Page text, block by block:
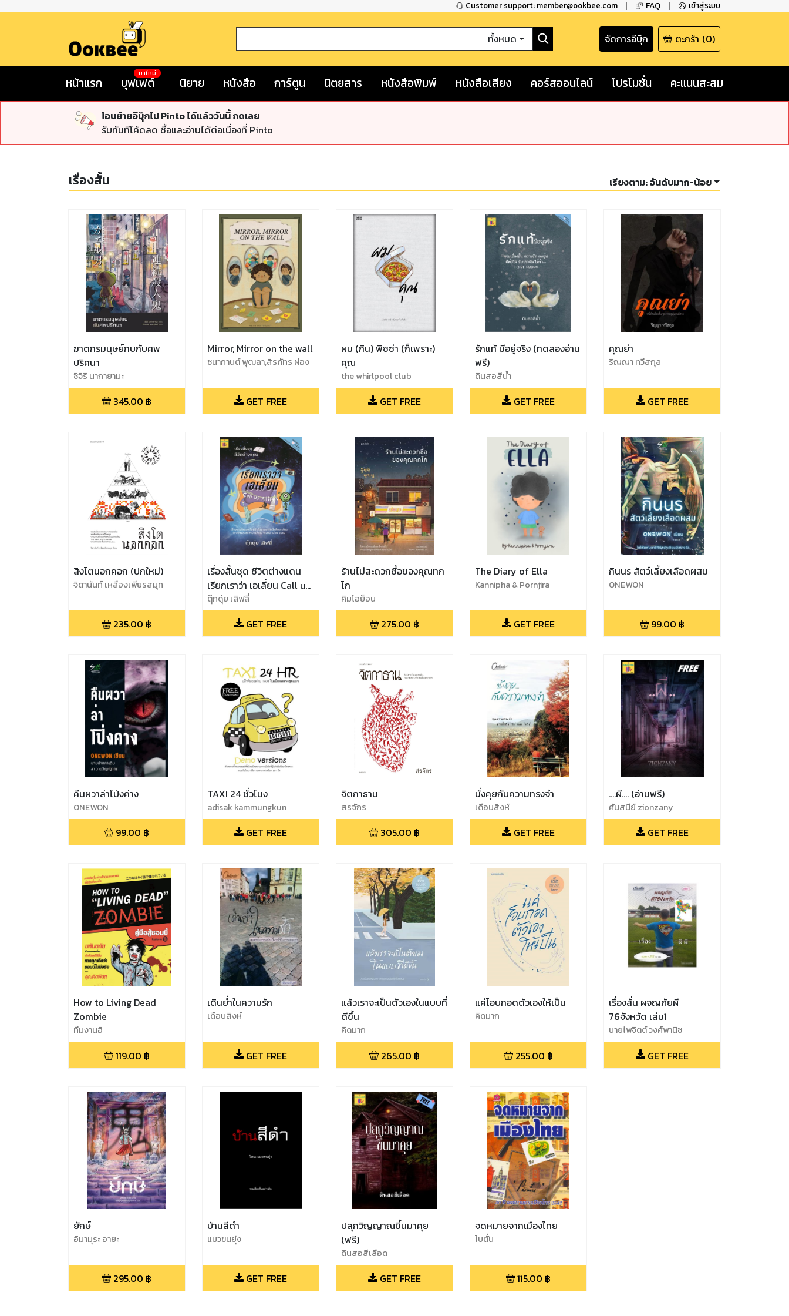
Customer support: member@ookbee.com FAQ เข้าสู่ระบบ
ทั้งหมด จัดการอีบุ๊ก ตะกร้า (0)
หน้าแรก บุฟเฟต์
มาใหม่
นิยาย หนังสือ การ์ตูน นิตยสาร หนังสือพิมพ์ หนังสือเสียง คอร์สออนไลน์ โปรโมชั่น คะแนนสะสม
โอนย้ายอีบุ๊กไป Pinto ได้แล้ววันนี้ กดเลย
รับทันทีโค้ดลด ซื้อและอ่านได้ต่อเนื่องที่ Pinto
เรื่องสั้น เรียงตาม:อันดับมาก-น้อย
ฆาตกรมนุษย์กบกับศพ
ปริศนา
ชิจิริ นากายามะ
345.00 ฿
Mirror, Mirror on the wall
ชนากานต์ พุฒลา,สิรภัทร ผ่อง
GET FREE
ผม (กิน) พิซซ่า (ก็เพราะ)
คุณ
the whirlpool club
GET FREE
รักแท้ มีอยู่จริง (ทดลองอ่าน
ฟรี)
ดินสอสีน้ำ
GET FREE
คุณย่า
ริญญา ทวีสกุล
GET FREE
สิงโตนอกคอก (ปกใหม่)
จิดานันท์ เหลืองเพียรสมุท
235.00 ฿
เรื่องสั้นชุด ชีวิตต่างแดน
เรียกเราว่า เอเลี่ยน Call us
Aliens (ทดลองอ่านฟรี)
ตุ๊กดุ๋ย เลิฟลี่
GET FREE
ร้านไม่สะดวกซื้อของคุณทก
โก
คิมโฮย็อน
275.00 ฿
The Diary of Ella
Kannipha & Pornjira
GET FREE
กินนร สัตว์เลี้ยงเลือดผสม
ONEWON
99.00 ฿
คืนผวาล่าโป่งค่าง
ONEWON
99.00 ฿
TAXI 24 ชั่วโมง
adisak kammungkun
GET FREE
จิตกาธาน
สรจักร
305.00 ฿
นั่งคุยกับความทรงจำ
เดือนสิงห์
GET FREE
....ผี.... (อ่านฟรี)
ศันสนีย์ zionzany
GET FREE
How to Living Dead
Zombie
ทีมงานฮิ
119.00 ฿
เดินย่ำในความรัก
เดือนสิงห์
GET FREE
แล้วเราจะเป็นตัวเองในแบบที่
ดีขึ้น
คิดมาก
265.00 ฿
แค่โอบกอดตัวเองให้เป็น
คิดมาก
255.00 ฿
เรื่องสั่น ผจญภัยผี
76จังหวัด เล่ม1
นายไพจิตต์ วงศ์พานิช
อักษร,โซดาตะบัน
GET FREE
ยักษ์
อิมามุระ อายะ
295.00 ฿
บ้านสีดำ
แมวขนยุ่ง
GET FREE
ปลุกวิญญาณขึ้นมาคุย
(ฟรี)
ดินสอสีเลือด
GET FREE
จดหมายจากเมืองไทย
โบตั๋น
115.00 ฿